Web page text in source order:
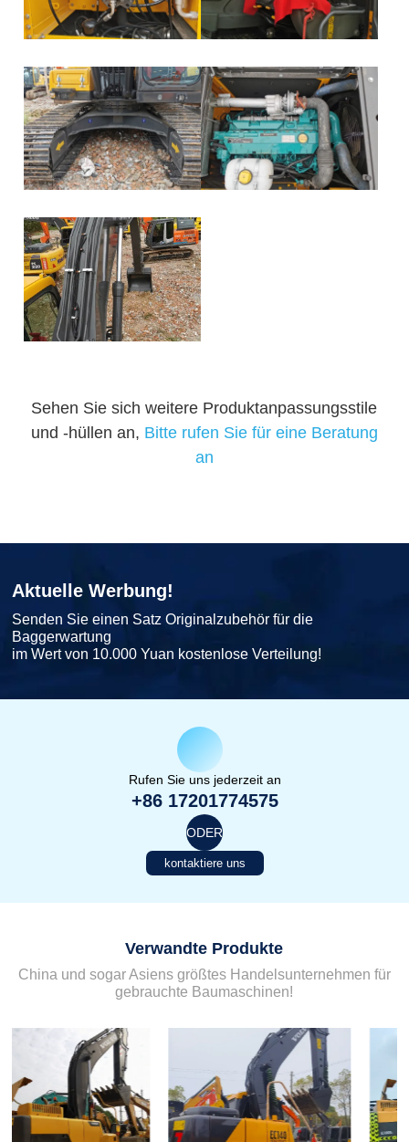
Sehen Sie sich weitere Produktanpassungsstile
und -hüllen an, Bitte rufen Sie für eine Beratung
an
Aktuelle Werbung!
Senden Sie einen Satz Originalzubehör für die
Baggerwartung
im Wert von 10.000 Yuan kostenlose Verteilung!
Rufen Sie uns jederzeit an
+86 17201774575
ODER
kontaktiere uns
Verwandte Produkte
China und sogar Asiens größtes Handelsunternehmen für
gebrauchte Baumaschinen!